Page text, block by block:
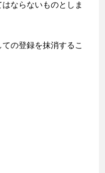
ならないものとしま
の登録を抹消するこ